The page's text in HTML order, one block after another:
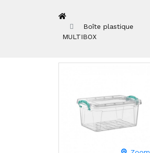
Boîte plastique
MULTIBOX